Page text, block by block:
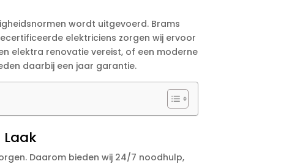
wordt uitgevoerd. Brams
elektriciens zorgen wij ervoor
elektra renovatie vereist, of een moderne
daarbij een jaar garantie.
Daarom bieden wij 24/7 noodhulp,